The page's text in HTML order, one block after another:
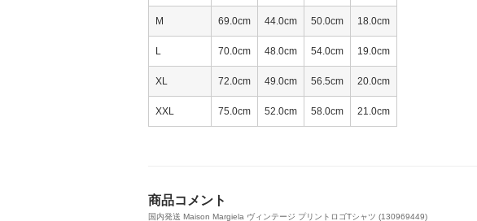
M 69.0cm 44.0cm 50.0cm 18.0cm
70.0cm 48.0cm 54.0cm 19.0cm
XL 72.0cm 49.0cm 56.5cm 20.0cm
XXL 75.0cm 52.0cm 58.0cm 21.0cm
商品コメント
国内発送 Maison Margiela ヴィンテージ プリントロゴTシャツ (130969449)